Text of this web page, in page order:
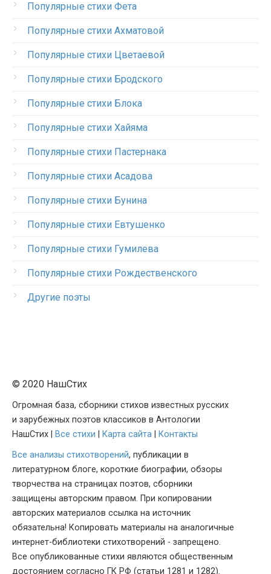
Популярные стихи Фета
Популярные стихи Ахматовой
Популярные стихи Цветаевой
Популярные стихи Бродского
Популярные стихи Блока
Популярные стихи Хайяма
Популярные стихи Пастернака
Популярные стихи Асадова
Популярные стихи Бунина
Популярные стихи Евтушенко
Популярные стихи Гумилева
Популярные стихи Рождественского
Другие поэты
© 2020 НашСтих
Огромная база, сборники стихов известных русских
и зарубежных поэтов классиков в Антологии
НашСтих |
Все стихи Карта сайта
Контакты
Все анализы стихотворений, публикации в
литературном блоге, короткие биографии, обзоры
творчества на страницах поэтов, сборники
защищены авторским правом. При копировании
авторских материалов ссылка на источник
обязательна! Копировать материалы на аналогичные
интернет-библиотеки стихотворений - запрещено.
Все опубликованные стихи являются общественным
достоянием согласно ГК РФ (статьи 1281 и 1282).